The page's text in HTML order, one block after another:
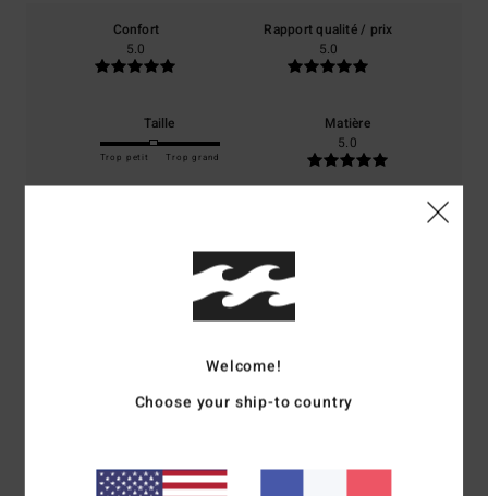
Confort
5.0
Rapport qualité / prix
5.0
Taille
Trop petit Trop grand
Matière
5.0
5/5
Qualité et prix
Welcome!
Choose your ship-to country